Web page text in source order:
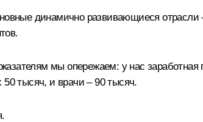
динамично развивающиеся отрасли
мы опережаем: у нас заработная
тысяч, и врачи – 90 тысяч.